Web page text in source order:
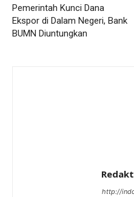
Pemerintah Kunci Dana
Ekspor di Dalam Negeri, Bank
BUMN Diuntungkan
http://